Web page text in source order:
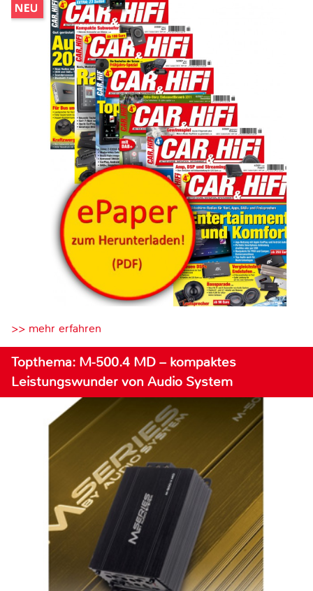
>> mehr erfahren
Topthema: M-500.4 MD – kompaktes
Leistungswunder von Audio System